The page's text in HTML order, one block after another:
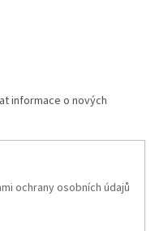
informace o nových
ochrany osobních údajů